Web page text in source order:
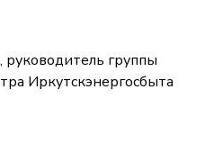
группы
Иркутскэнергосбыта